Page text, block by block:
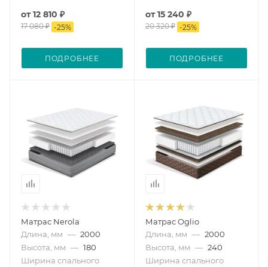
от12 810 ₽
17 080 ₽ -25%
ПОДРОБНЕЕ
от15 240 ₽
20 320 ₽ -25%
ПОДРОБНЕЕ
Матрас Nerola
Длина, мм — 2000
Высота, мм — 180
Ширина спального
Матрас Oglio
Длина, мм — 2000
Высота, мм — 240
Ширина спального